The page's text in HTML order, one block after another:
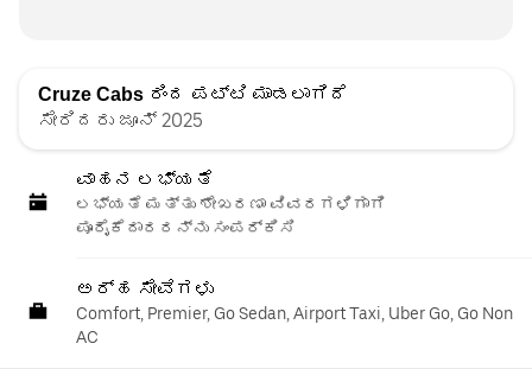
Cruze Cabs ರಿಂದ ಪಟ್ಟಿ ಮಾಡಲಾಗಿದೆ
ಸೇರಿದರು ಜೂನ್ 2025
ವಾಹನ ಲಭ್ಯತೆ
ಲಭ್ಯತೆ ಮತ್ತು ಶೇಖರಣಾ ವಿವರಗಳಿಗಾಗಿ
ಪೂರೈಕೆದಾರರನ್ನು ಸಂಪರ್ಕಿಸಿ
ಅರ್ಹ ಸೇವೆಗಳು
Comfort, Premier, Go Sedan, Airport Taxi, Uber Go, Go Non
AC